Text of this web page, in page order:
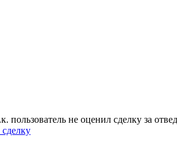
пользователь не оценил сделку за